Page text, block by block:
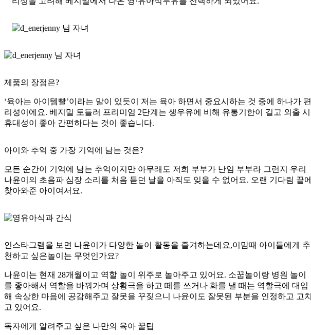
제품의 장점은?
‘육아는 아이템빨’이라는 말이 있듯이 저는 육아 하면서 중요시하는 것 중에 하나가 편
리성이에요. 베지밀 토들러 프리미엄 2단계 는 생우유에 비해 유통기한이 길고 외출 시
휴대성이 좋아 간편하다는 것이 좋습니다.
아이와 추억 중 가장 기억에 남는 것은?
모든 순간이 기억에 남는 추억이지만 아무래도 저희 부부가 난임 부부라 그런지 우리
나윤이의 초음파 심장 소리를 처음 듣던 날을 아직도 잊을 수 없어요. 오랜 기다림 끝에
찾아와준 아이여서요.
인스타그램을 보면 나윤이가 다양한 놀이 활동을 즐겨하는데요,이맘때 아이들에게 추
천하고 싶은놀이는 무엇인가요?
나윤이는 현재 28개월이고 역할 놀이 위주로 놀아주고 있어요. 소꿉놀이랑 병원 놀이
를 좋아해서 역할을 바꿔가며 상황극을 하고 떼를 쓰거나 화를 낼 때는 역할극에 대입
해 속상한 마음에 공감해주고 잘못을 꾸짖으니 나윤이도 잘못된 부분을 인정하고 고치
고 있어요.
독자에게 알려주고 싶은 나만의 육아 꿀팁